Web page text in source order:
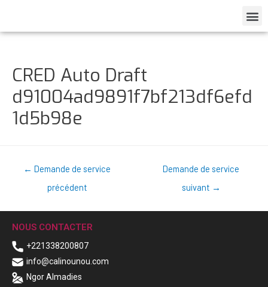
CRED Auto Draft
d91004ad9891f7bf213df6efd
1d5b98e
← Demande de service
précédent
Demande de service
suivant →
NOUS CONTACTER
+221338200807
info@calinounou.com
Ngor Almadies